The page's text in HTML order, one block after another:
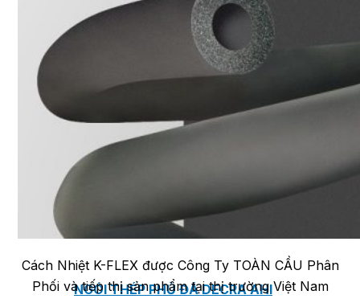
NGÓI BITUM PHỦ ĐÁ IKO
MARATHON (VIÊN GẠCH)
SUPERGLASS BIBER (VẢY CÁ)
ARMOURSHAKE
CROWNE SLATE
NGÓI THÉP PHỦ ĐÁ DECRA AHI
Cách Nhiệt K-FLEX được Công Ty TOÀN CẦU Phân
Phối và tiếp thị sản phẩm tại thị trường Việt Nam